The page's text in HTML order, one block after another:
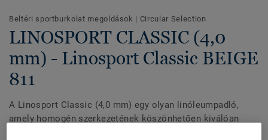
Beltéri sportburkolat megoldások | Circular Selection
LINOSPORT CLASSIC (4,0
mm) - Linosport Classic BEIGE
811
A Linosport Classic (4,0 mm) egy olyan linóleumpadló,
amely homogén szerkezetének köszönhetően kiválóan